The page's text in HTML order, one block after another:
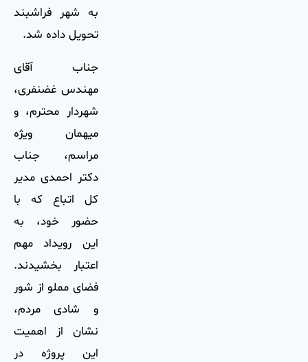
به شهر فراشبند
تحویل داده شد.
جناب آقای
مهندس غضنفری،
شهردار محترم، و
میهمان ویژه
مراسم، جناب
دکتر احمدی مدیر
کل اتباع که با
حضور خود، به
این رویداد مهم
اعتبار بخشیدند.
فضای مملو از شور
و شادی مردم،
نشان از اهمیت
این پروژه در